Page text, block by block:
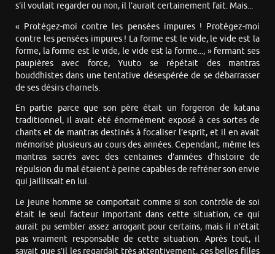
s’il voulait regarder ou non, il l’aurait certainement fait. Mais...
« Protégez-moi contre les pensées impures ! Protégez-moi
contre les pensées impures ! La forme est le vide, le vide est la
forme, la forme est le vide, le vide est la forme..., » fermant ses
paupières avec force, Yuuto se répétait des mantras
bouddhistes dans une tentative désespérée de se débarrasser
de ses désirs charnels.
En partie parce que son père était un forgeron de katana
traditionnel, il avait été énormément exposé à ces sortes de
chants et de mantras destinés à focaliser l’esprit, et il en avait
mémorisé plusieurs au cours des années. Cependant, même les
mantras sacrés avec des centaines d’années d’histoire de
répulsion du mal étaient à peine capables de refréner son envie
qui jaillissait en lui.
Le jeune homme se comportait comme si son contrôle de soi
était le seul facteur important dans cette situation, ce qui
aurait pu sembler assez arrogant pour certains, mais il n’était
pas vraiment responsable de cette situation. Après tout, il
savait que s’il les regardait très attentivement, ces belles filles